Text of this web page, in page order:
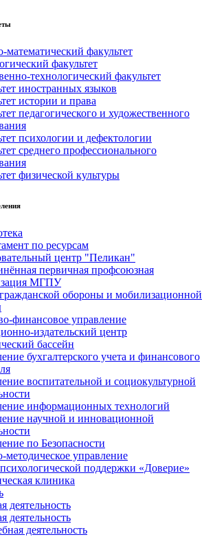
математический факультет
факультет
технологический факультет
иностранных языков
истории и права
педагогического и художественного
психологии и дефектологии
среднего профессионального
физической культуры
по ресурсам
центр "Пеликан"
первичная профсоюзная
МГПУ
обороны и мобилизационной
финансовое управление
издательский центр
бассейн
бухгалтерского учета и финансового
воспитательной и социокультурной
информационных технологий
научной и инновационной
по Безопасности
методическое управление
поддержки «Доверие»
клиника
деятельность
деятельность
деятельность